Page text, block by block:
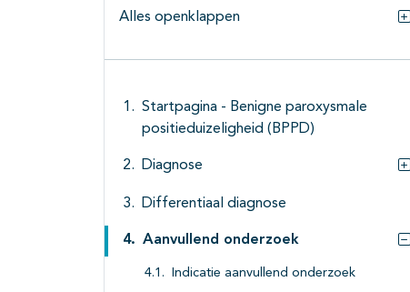
Alles openklappen
Startpagina - Benigne paroxysmale
positieduizeligheid (BPPD)
Diagnose
Differentiaal diagnose
Aanvullend onderzoek
Indicatie aanvullend onderzoek